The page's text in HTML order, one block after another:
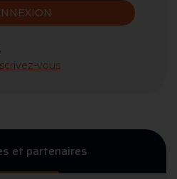
vous
et partenaires